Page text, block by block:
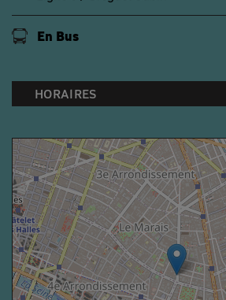
En Bus
HORAIRES